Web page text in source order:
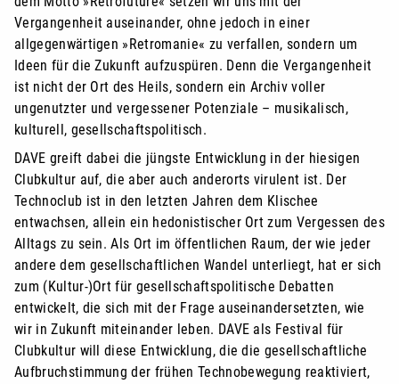
Vergangenheit auseinander, ohne jedoch in einer
allgegenwärtigen »Retromanie« zu verfallen, sondern um
Ideen für die Zukunft aufzuspüren. Denn die Vergangenheit
ist nicht der Ort des Heils, sondern ein Archiv voller
ungenutzter und vergessener Potenziale – musikalisch,
kulturell, gesellschaftspolitisch.
DAVE greift dabei die jüngste Entwicklung in der hiesigen
Clubkultur auf, die aber auch anderorts virulent ist. Der
Technoclub ist in den letzten Jahren dem Klischee
entwachsen, allein ein hedonistischer Ort zum Vergessen des
Alltags zu sein. Als Ort im öffentlichen Raum, der wie jeder
andere dem gesellschaftlichen Wandel unterliegt, hat er sich
zum (Kultur-)Ort für gesellschaftspolitische Debatten
entwickelt, die sich mit der Frage auseinandersetzten, wie
wir in Zukunft miteinander leben. DAVE als Festival für
Clubkultur will diese Entwicklung, die die gesellschaftliche
Aufbruchstimmung der frühen Technobewegung reaktiviert,